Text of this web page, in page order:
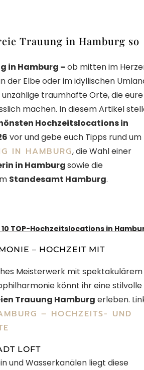
Trauung in Hamburg so
in Hamburg –ob mitten im
der Elbe oder im idyllischen
traumhafte Orte, die eure
machen. In diesem Artikel
Hochzeitslocations in
vor und gebe euch Tipps rund um
IN HAMBURG, die Wahl einer
in Hamburgsowie die
Standesamt Hamburg.
10 TOP-Hochzeitslocations in
– HOCHZEIT MIT
Meisterwerk mit spektakulärem
könnt ihr eine stilvolle
Trauung Hamburg erleben.
– HOCHZEITS- UND
LOFT
und Wasserkanälen liegt diese